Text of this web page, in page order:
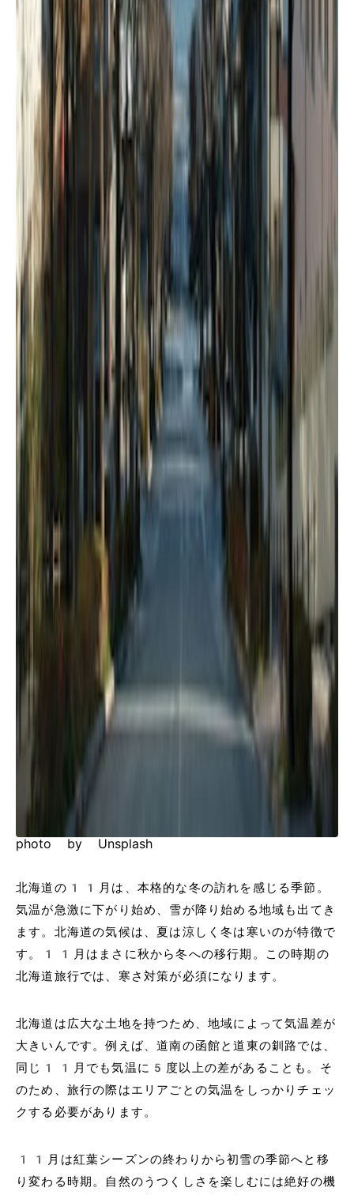
photo by Unsplash
北海道の11月は、本格的な冬の訪れを感じる季節。
気温が急激に下がり始め、雪が降り始める地域も出てき
ます。北海道の気候は、夏は涼しく冬は寒いのが特徴で
す。11月はまさに秋から冬への移行期。この時期の
北海道旅行では、寒さ対策が必須になります。
北海道は広大な土地を持つため、地域によって気温差が
大きいんです。例えば、道南の函館と道東の釧路では、
同じ11月でも気温に5度以上の差があることも。そ
のため、旅行の際はエリアごとの気温をしっかりチェッ
クする必要があります。
11月は紅葉シーズンの終わりから初雪の季節へと移
り変わる時期。自然のうつくしさを楽しむには絶好の機